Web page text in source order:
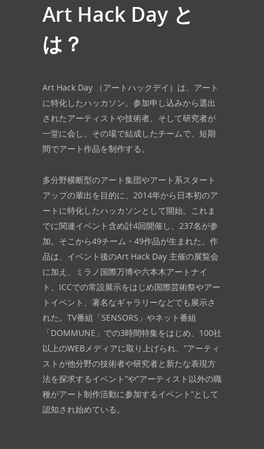
Art Hack Day と
は？
Art Hack Day （アートハックデイ）は、アート
に特化したハッカソン。参加申し込みから選出
されたアーティストや技術者、そして研究者が
一堂に会し、その場で結成したチームで、短期
間でアート作品を制作する。
多分野横断型のアート集団やアート系スタート
アップの輩出を目的に、2014年から日本初のア
ートに特化したハッカソンとして開始。これま
でに関連イベント含め計4回開催し、237名が参
加。そこから49チーム・49作品が生まれた。作
品は、イベント後のArt Hack Day 主催の展覧会
に加え、ミラノ国際万博や六本木アートナイ
ト、ICCでの常設展示をはじめ国際芸術祭やアー
トイベント、著名なギャラリーなどでも展示さ
れた。TV番組「SENSORS」やネット番組
「DOMMUNE」での3時間特集をはじめ、100社
以上のWEBメディアに取り上げられ、”アーティ
ストが他分野の技術者や研究者と新たな表現方
法を探求するイベント”や”アーティスト以外の職
種がアート制作活動に参加するイベント”として
認知され始めている。